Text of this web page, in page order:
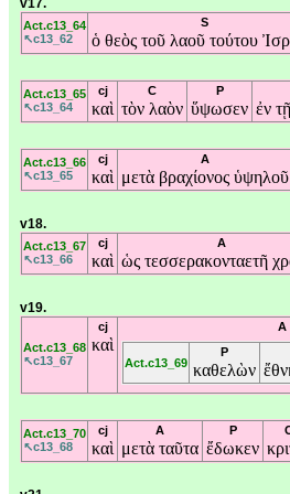
v17.
Act.c13_64
↖c13_62
S
ὁ θεὸς τοῦ λαοῦ τούτου
Act.c13_65
↖c13_64
cj
καὶ
C
τὸν λαὸν
P
ὕψωσεν ἐν τῇ
Act.c13_66
↖c13_65
cj
καὶ
A
μετὰ βραχίονος ὑψηλοῦ
v18.
Act.c13_67
↖c13_66
cj
καὶ
A
ὡς τεσσερακονταετῆ
v19.
Act.c13_68
↖c13_67
cj
καὶ
A
Act.c13_69
P
καθελὼν
Act.c13_70
↖c13_68
cj
καὶ
A
μετὰ ταῦτα
P
ἔδωκεν